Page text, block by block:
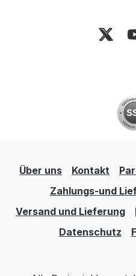
Über uns Kontakt
Zahlungs-und
Versand und Lieferung
Datenschutz